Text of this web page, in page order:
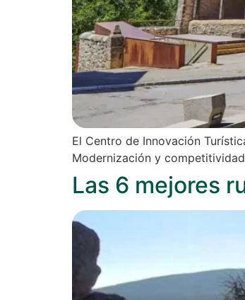
El Centro de Innovación
Modernización y
Las 6 mejores